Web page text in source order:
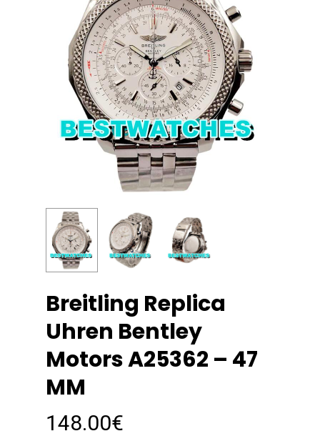
Breitling Replica
Uhren Bentley
Motors A25362 – 47
MM
148.00€